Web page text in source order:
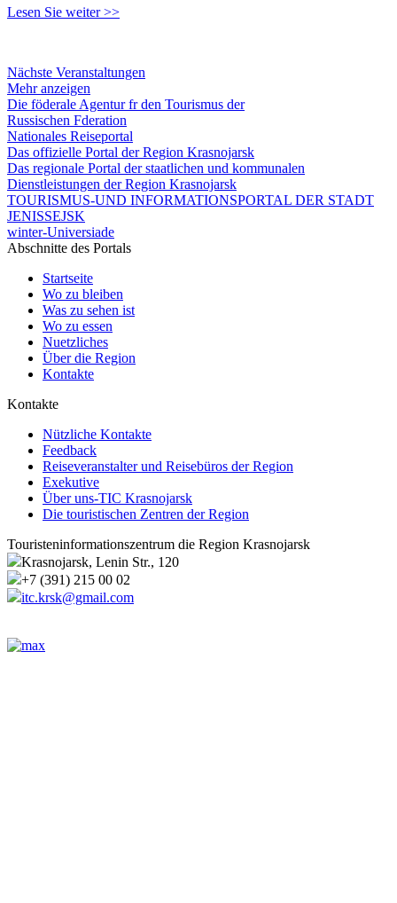
Lesen Sie weiter >>
Nächste Veranstaltungen
Mehr anzeigen
Die föderale Agentur fr den Tourismus der
Russischen Fderation
Nationales Reiseportal
Das offizielle Portal der Region Krasnojarsk
Das regionale Portal der staatlichen und kommunalen
Dienstleistungen der Region Krasnojarsk
TOURISMUS-UND INFORMATIONSPORTAL DER STADT
JENISSEJSK
winter-Universiade
Abschnitte des Portals
Startseite
Wo zu bleiben
Was zu sehen ist
Wo zu essen
Nuetzliches
Über die Region
Kontakte
Kontakte
Nützliche Kontakte
Feedback
Reiseveranstalter und Reisebüros der Region
Exekutive
Über uns-TIC Krasnojarsk
Die touristischen Zentren der Region
Touristeninformationszentrum die Region Krasnojarsk
Krasnojarsk, Lenin Str., 120
+7 (391) 215 00 02
itc.krsk@gmail.com